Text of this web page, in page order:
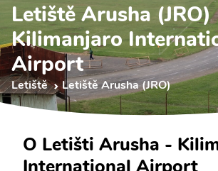
Letiště Arusha (JRO)
Kilimanjaro
Airport
Letiště Letiště Arusha (JRO)
O Letišti Arusha -